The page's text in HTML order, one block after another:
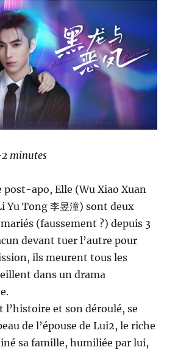
2 minutes
post-apo, Elle (Wu Xiao Xuan
Yu Tong 李昱潼) sont deux
(faussement ?) depuis 3
devant tuer l’autre pour
ils meurent tous les
dans un drama
l’histoire et son déroulé, se
de l’épouse de Lui2, le riche
sa famille, humiliée par lui,